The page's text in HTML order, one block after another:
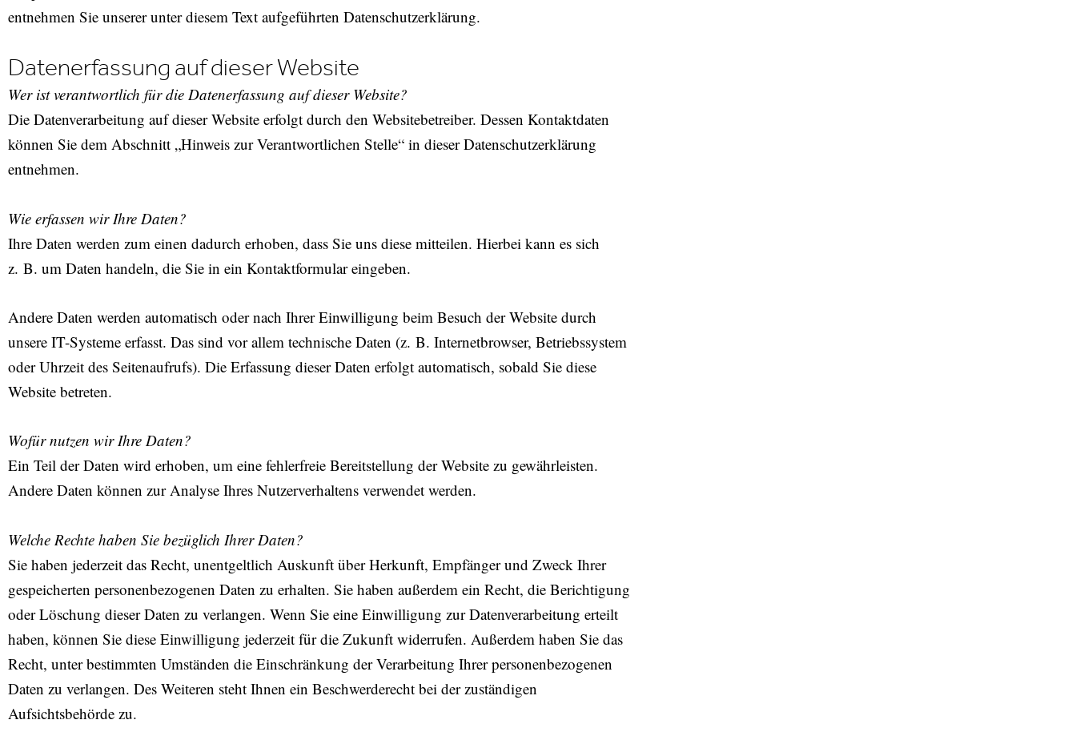
entnehmen Sie unserer unter diesem Text aufgeführten Datenschutzerklärung.
Datenerfassung auf dieser Website
Wer ist verantwortlich für die Datenerfassung auf dieser Website?
Die Datenverarbeitung auf dieser Website erfolgt durch den Websitebetreiber. Dessen Kontaktdaten
können Sie dem Abschnitt „Hinweis zur Verantwortlichen Stelle“ in dieser Datenschutzerklärung
entnehmen.
Wie erfassen wir Ihre Daten?
Ihre Daten werden zum einen dadurch erhoben, dass Sie uns diese mitteilen. Hierbei kann es sich
z. B. um Daten handeln, die Sie in ein Kontaktformular eingeben.
Andere Daten werden automatisch oder nach Ihrer Einwilligung beim Besuch der Website durch
unsere IT-Systeme erfasst. Das sind vor allem technische Daten (z. B. Internetbrowser, Betriebssystem
oder Uhrzeit des Seitenaufrufs). Die Erfassung dieser Daten erfolgt automatisch, sobald Sie diese
Website betreten.
Wofür nutzen wir Ihre Daten?
Ein Teil der Daten wird erhoben, um eine fehlerfreie Bereitstellung der Website zu gewährleisten.
Andere Daten können zur Analyse Ihres Nutzerverhaltens verwendet werden.
Welche Rechte haben Sie bezüglich Ihrer Daten?
Sie haben jederzeit das Recht, unentgeltlich Auskunft über Herkunft, Empfänger und Zweck Ihrer
gespeicherten personenbezogenen Daten zu erhalten. Sie haben außerdem ein Recht, die Berichtigung
oder Löschung dieser Daten zu verlangen. Wenn Sie eine Einwilligung zur Datenverarbeitung erteilt
haben, können Sie diese Einwilligung jederzeit für die Zukunft widerrufen. Außerdem haben Sie das
Recht, unter bestimmten Umständen die Einschränkung der Verarbeitung Ihrer personenbezogenen
Daten zu verlangen. Des Weiteren steht Ihnen ein Beschwerderecht bei der zuständigen
Aufsichtsbehörde zu.